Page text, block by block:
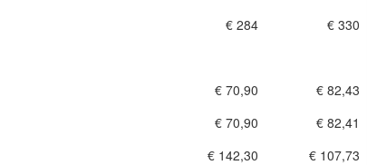
€ 284
€ 330
€ 70,90
€ 82,43
€ 70,90
€ 82,41
€ 142,30
€ 107,73